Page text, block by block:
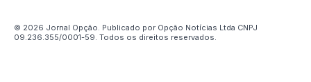
© 2026 Jornal Opção. Publicado por Opção Notícias Ltda CNPJ
09.236.355/0001-59. Todos os direitos reservados.